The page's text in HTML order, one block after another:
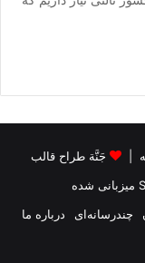
جَنَّة طراح قالب
میزبانی شده
چندرسانه‌ای
درباره ما